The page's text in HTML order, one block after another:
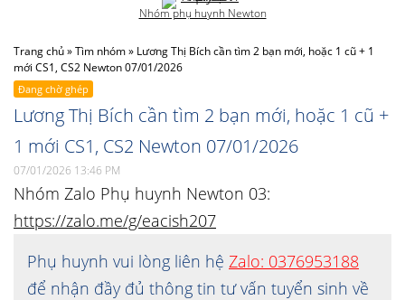
Trang chủ»Tìm nhóm» Lương Thị Bích cần tìm 2 bạn mới, hoặc 1 cũ + 1
mới CS1, CS2 Newton 07/01/2026
Đang chờ ghép
Lương Thị Bích cần tìm 2 bạn mới, hoặc 1 cũ +
1 mới CS1, CS2 Newton 07/01/2026
07/01/2026 13:46 PM
Nhóm Zalo Phụ huynh Newton 03:
https://zalo.me/g/eacish207
Phụ huynh vui lòng liên hệ Zalo: 0376953188
để nhận đầy đủ thông tin tư vấn tuyển sinh về
Nhóm phụ huynh Newton